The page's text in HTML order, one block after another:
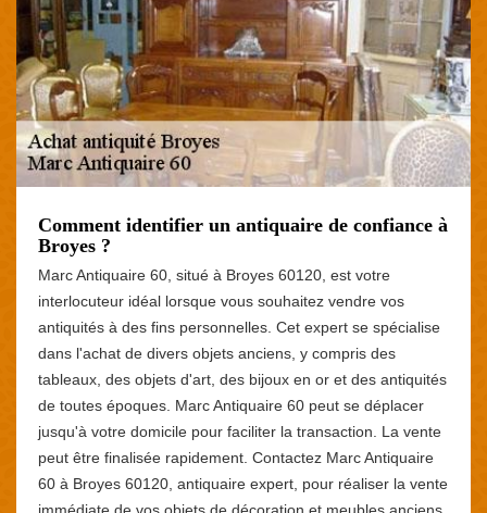
Comment identifier un antiquaire de confiance à
Broyes ?
Marc Antiquaire 60, situé à Broyes 60120, est votre
interlocuteur idéal lorsque vous souhaitez vendre vos
antiquités à des fins personnelles. Cet expert se spécialise
dans l'achat de divers objets anciens, y compris des
tableaux, des objets d'art, des bijoux en or et des antiquités
de toutes époques. Marc Antiquaire 60 peut se déplacer
jusqu'à votre domicile pour faciliter la transaction. La vente
peut être finalisée rapidement. Contactez Marc Antiquaire
60 à Broyes 60120, antiquaire expert, pour réaliser la vente